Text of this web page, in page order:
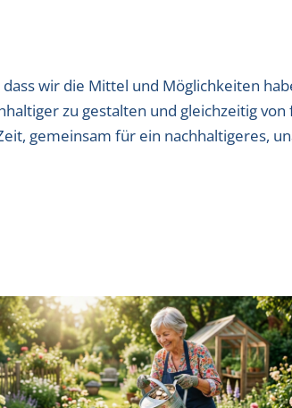
wir die Mittel und Möglichkeiten
zu gestalten und gleichzeitig
gemeinsam für ein nachhaltigeres,